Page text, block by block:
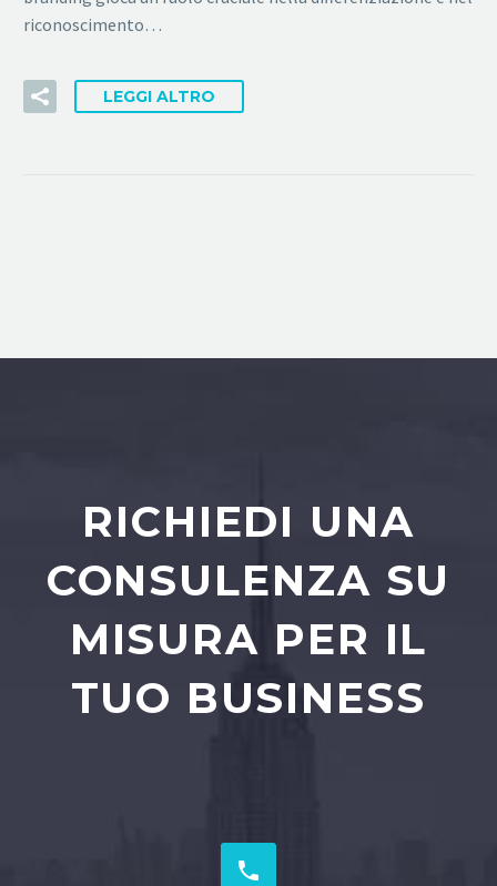
riconoscimento…
LEGGI ALTRO
RICHIEDI UNA
CONSULENZA SU
MISURA PER IL
TUO BUSINESS

